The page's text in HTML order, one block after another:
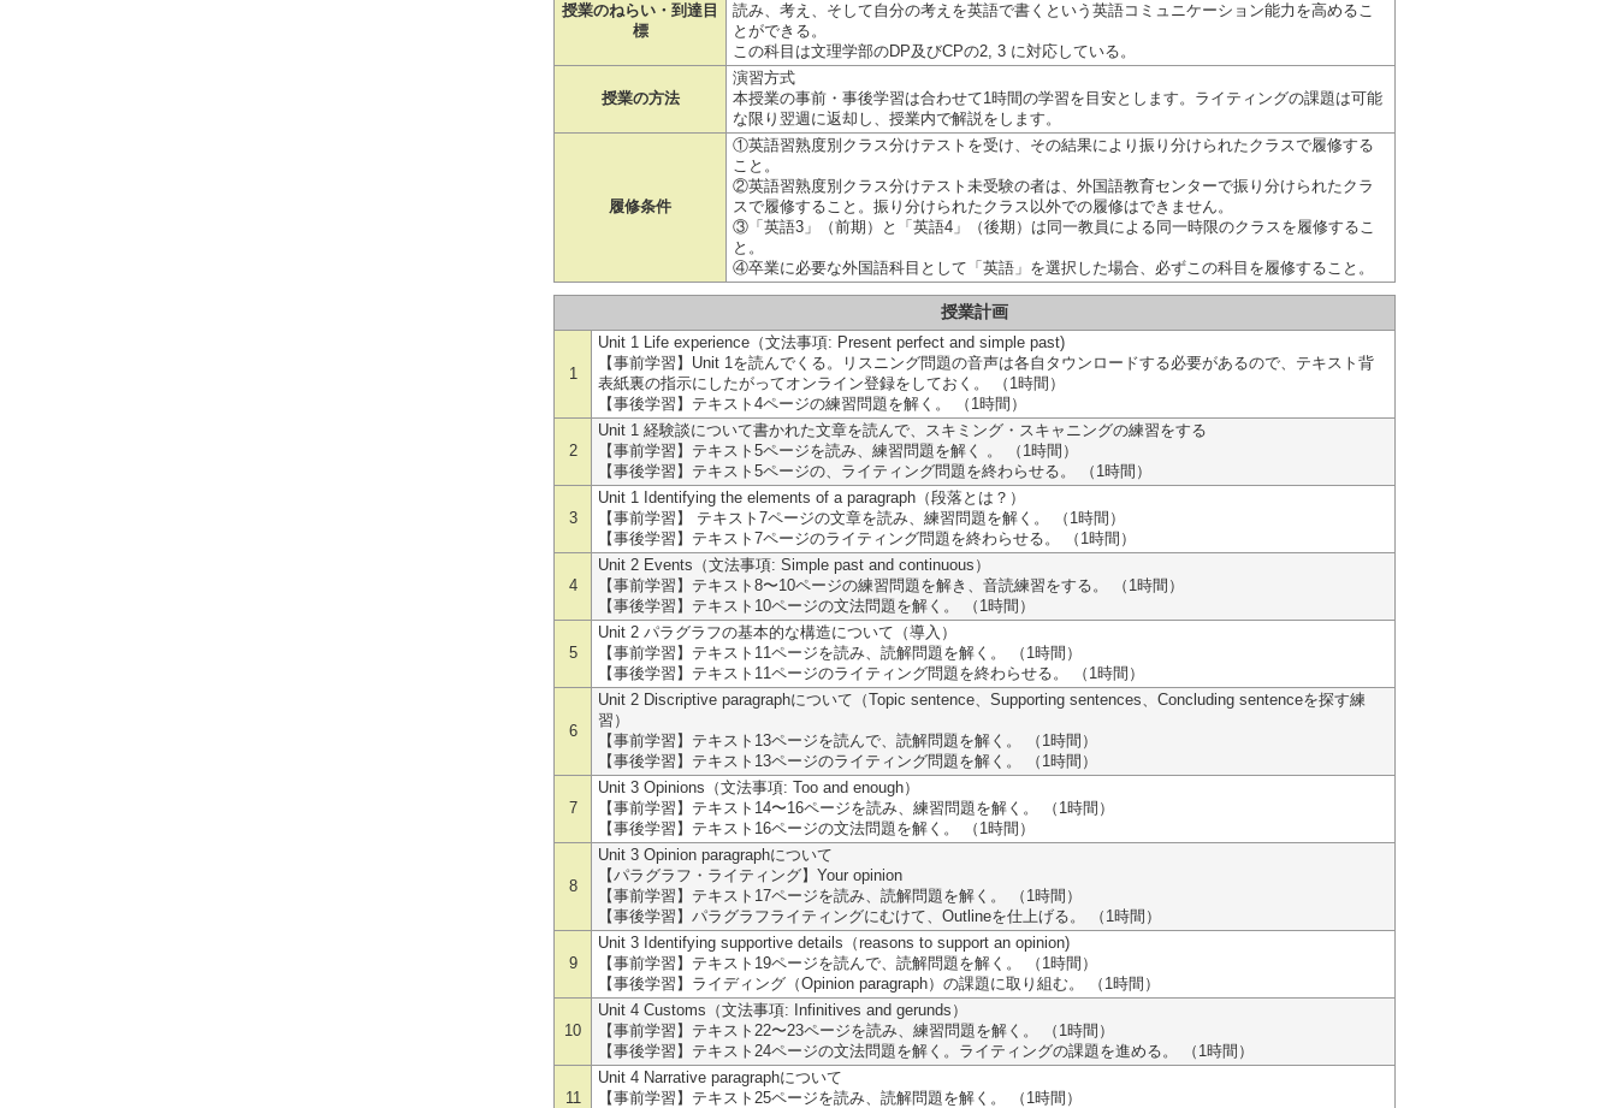
授業のねらい・到達目
標
読み、考え、そして自分の考えを英語で書くという英語コミュニケーション能力を高めるこ
とができる。
この科目は文理学部のDP及びCPの2, 3 に対応している。
授業の方法
演習方式
本授業の事前・事後学習は合わせて1時間の学習を目安とします。ライティングの課題は可能
な限り翌週に返却し、授業内で解説をします。
履修条件
①英語習熟度別クラス分けテストを受け、その結果により振り分けられたクラスで履修する
こと。
②英語習熟度別クラス分けテスト未受験の者は、外国語教育センターで振り分けられたクラ
スで履修すること。振り分けられたクラス以外での履修はできません。
③「英語3」（前期）と「英語4」（後期）は同一教員による同一時限のクラスを履修するこ
と。
④卒業に必要な外国語科目として「英語」を選択した場合、必ずこの科目を履修すること。
授業計画
1
Unit 1 Life experience（文法事項: Present perfect and simple past)
【事前学習】Unit 1を読んでくる。リスニング問題の音声は各自タウンロードする必要があるので、テキスト背
表紙裏の指示にしたがってオンライン登録をしておく。 （1時間）
【事後学習】テキスト4ページの練習問題を解く。 （1時間）
2
Unit 1 経験談について書かれた文章を読んで、スキミング・スキャニングの練習をする
【事前学習】テキスト5ページを読み、練習問題を解く 。 （1時間）
【事後学習】テキスト5ページの、ライティング問題を終わらせる。 （1時間）
3
Unit 1 Identifying the elements of a paragraph（段落とは？）
【事前学習】 テキスト7ページの文章を読み、練習問題を解く。 （1時間）
【事後学習】テキスト7ページのライティング問題を終わらせる。 （1時間）
4
Unit 2 Events（文法事項: Simple past and continuous）
【事前学習】テキスト8〜10ページの練習問題を解き、音読練習をする。 （1時間）
【事後学習】テキスト10ページの文法問題を解く。 （1時間）
5
Unit 2 パラグラフの基本的な構造について（導入）
【事前学習】テキスト11ページを読み、読解問題を解く。 （1時間）
【事後学習】テキスト11ページのライティング問題を終わらせる。 （1時間）
6
Unit 2 Discriptive paragraphについて（Topic sentence、Supporting sentences、Concluding sentenceを探す練
習）
【事前学習】テキスト13ページを読んで、読解問題を解く。 （1時間）
【事後学習】テキスト13ページのライティング問題を解く。 （1時間）
7
Unit 3 Opinions（文法事項: Too and enough）
【事前学習】テキスト14〜16ページを読み、練習問題を解く。 （1時間）
【事後学習】テキスト16ページの文法問題を解く。 （1時間）
8
Unit 3 Opinion paragraphについて
【パラグラフ・ライティング】Your opinion
【事前学習】テキスト17ページを読み、読解問題を解く。 （1時間）
【事後学習】パラグラフライティングにむけて、Outlineを仕上げる。 （1時間）
9
Unit 3 Identifying supportive details（reasons to support an opinion)
【事前学習】テキスト19ページを読んで、読解問題を解く。 （1時間）
【事後学習】ライディング（Opinion paragraph）の課題に取り組む。 （1時間）
10
Unit 4 Customs（文法事項: Infinitives and gerunds）
【事前学習】テキスト22〜23ページを読み、練習問題を解く。 （1時間）
【事後学習】テキスト24ページの文法問題を解く。ライティングの課題を進める。 （1時間）
11
Unit 4 Narrative paragraphについて
【事前学習】テキスト25ページを読み、読解問題を解く。 （1時間）